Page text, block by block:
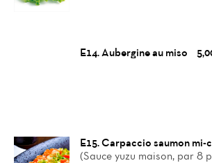
E14. Aubergine au miso
E15. Carpaccio saumon mi-
(Sauce yuzu maison, par 8